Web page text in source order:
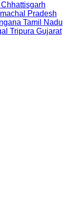
Chhattisgarh
Pradesh
Tamil Nadu
Tripura Gujarat